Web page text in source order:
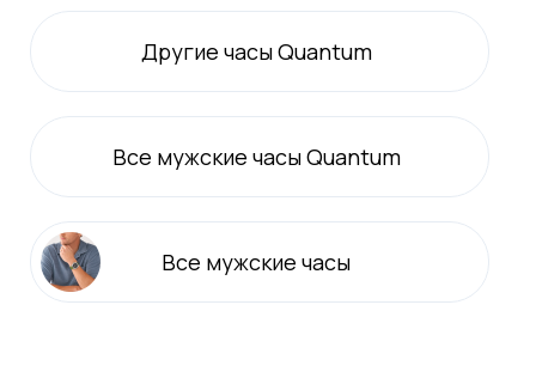
Другие часы Quantum
Все мужские часы Quantum
Все мужские часы